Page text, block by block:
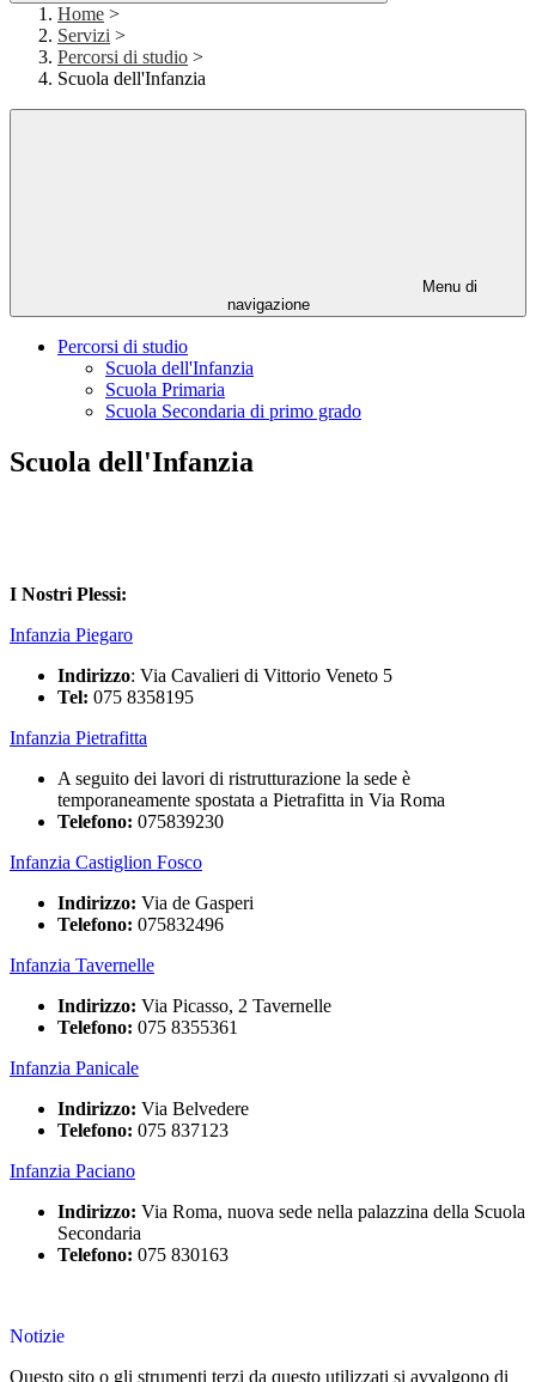
Home >
Servizi >
Percorsi di studio >
Scuola dell'Infanzia
Menu di
navigazione
Percorsi di studio
Scuola dell'Infanzia
Scuola Primaria
Scuola Secondaria di primo grado
Scuola dell'Infanzia
I Nostri Plessi:
Infanzia Piegaro
Indirizzo: Via Cavalieri di Vittorio Veneto 5
Tel: 075 8358195
Infanzia Pietrafitta
A seguito dei lavori di ristrutturazione la sede è
temporaneamente spostata a Pietrafitta in Via Roma
Telefono: 075839230
Infanzia Castiglion Fosco
Indirizzo: Via de Gasperi
Telefono: 075832496
Infanzia Tavernelle
Indirizzo: Via Picasso, 2 Tavernelle
Telefono: 075 8355361
Infanzia Panicale
Indirizzo: Via Belvedere
Telefono: 075 837123
Infanzia Paciano
Indirizzo: Via Roma, nuova sede nella palazzina della Scuola
Secondaria
Telefono: 075 830163
Notizie
Questo sito o gli strumenti terzi da questo utilizzati si avvalgono di